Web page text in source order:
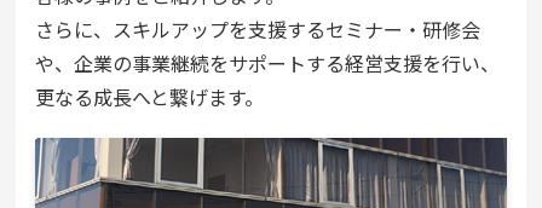
さらに、スキルアップを支援するセミナー・研修会
や、企業の事業継続をサポートする経営支援を行い、
更なる成長へと繋げます。